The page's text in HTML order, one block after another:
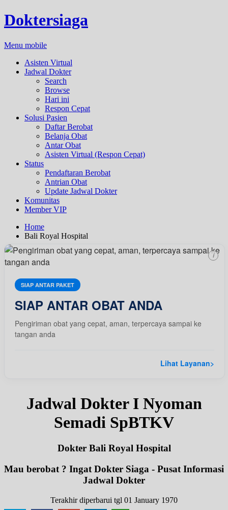
Doktersiaga
Menu mobile
Asisten Virtual
Jadwal Dokter
Search
Browse
Hari ini
Respon Cepat
Solusi Pasien
Daftar Berobat
Belanja Obat
Antar Obat
Asisten Virtual (Respon Cepat)
Status
Pendaftaran Berobat
Antrian Obat
Update Jadwal Dokter
Komunitas
Member VIP
Home
Bali Royal Hospital
SIAP ANTAR PAKET
SIAP ANTAR OBAT ANDA
Pengiriman obat yang cepat, aman, terpercaya sampai ke
tangan anda
Lihat Layanan>
i
Jadwal Dokter I Nyoman
Semadi SpBTKV
Dokter Bali Royal Hospital
Mau berobat ? Ingat Dokter Siaga - Pusat Informasi
Jadwal Dokter
Terakhir diperbarui tgl 01 January 1970